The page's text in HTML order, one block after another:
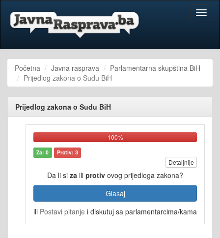
Početna Javna rasprava
Parlamentarna skupština BiH
Prijedlog zakona o Sudu BiH
Prijedlog zakona o Sudu BiH
100%
Za: 0 Protiv: 3
Detaljnije
Da li si za ili protiv ovog prijedloga zakona?
Glasaj
ili Postavi pitanje i diskutuj sa parlamentarcima/kama